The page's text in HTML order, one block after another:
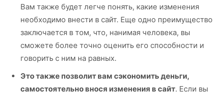
Вам также будет легче понять, какие изменения
необходимо внести в сайт. Еще одно преимущество
заключается в том, что, нанимая человека, вы
сможете более точно оценить его способности и
говорить с ним на равных.
Это также позволит вам сэкономить деньги,
самостоятельно внося изменения в сайт. Если вы